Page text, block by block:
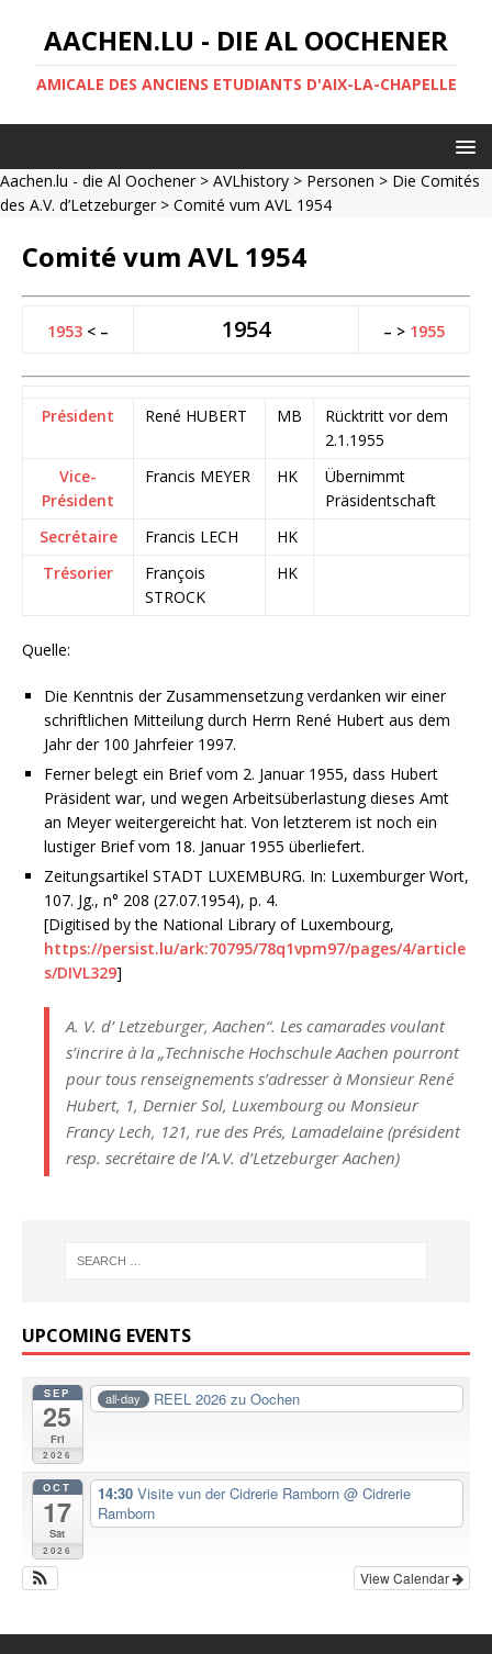
AACHEN.LU - DIE AL OOCHENER
AMICALE DES ANCIENS ETUDIANTS D'AIX-LA-CHAPELLE
Aachen.lu - die Al Oochener> AVLhistory > Personen > Die Comités
des A.V. d’Letzeburger> Comité vum AVL 1954
Comité vum AVL 1954
1953 < – 1954 – > 1955
Président René HUBERT MB
Rücktritt vor dem
2.1.1955
Vice-
Président
Francis MEYER HK
Übernimmt
Präsidentschaft
Secrétaire
Francis LECH
HK
Trésorier
François
STROCK
HK
Quelle:
Die Kenntnis der Zusammensetzung verdanken wir einer
schriftlichen Mitteilung durch Herrn René Hubert aus dem
Jahr der 100 Jahrfeier 1997.
Ferner belegt ein Brief vom 2. Januar 1955, dass Hubert
Präsident war, und wegen Arbeitsüberlastung dieses Amt
an Meyer weitergereicht hat. Von letzterem ist noch ein
lustiger Brief vom 18. Januar 1955 überliefert.
Zeitungsartikel STADT LUXEMBURG. In: Luxemburger Wort,
107. Jg., n° 208 (27.07.1954), p. 4.
[Digitised by the National Library of Luxembourg,
https://persist.lu/ark:70795/78q1vpm97/pages/4/article
s/DIVL329]
A. V. d’ Letzeburger, Aachen“. Les camarades voulant
s’incrire à la „Technische Hochschule Aachen pourront
pour tous renseignements s’adresser à Monsieur René
Hubert, 1, Dernier Sol, Luxembourg ou Monsieur
Francy Lech, 121, rue des Prés, Lamadelaine (président
resp. secrétaire de l’A.V. d’Letzeburger Aachen)
UPCOMING EVENTS
SEP
25
Fri
2026
all-day REEL 2026 zu Oochen
OCT
17
Sat
2026
14:30 Visite vun der Cidrerie Ramborn @ Cidrerie
Ramborn
View Calendar